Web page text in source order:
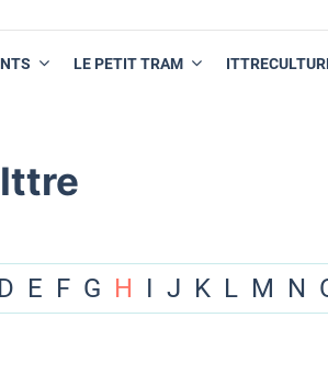
LE PETIT TRAM
D E F G H I J K L M N